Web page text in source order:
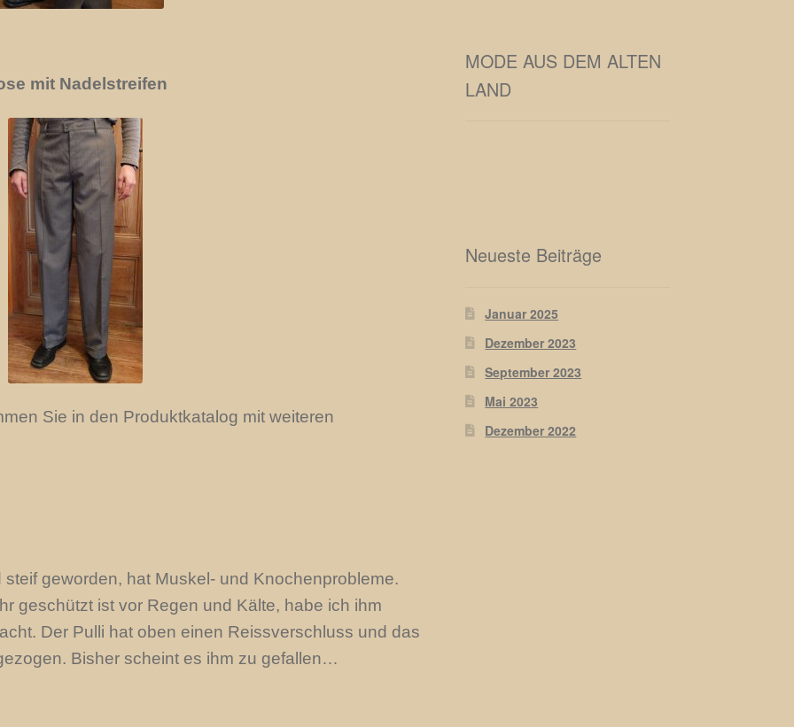
mit Nadelstreifen
Sie in den Produktkatalog mit weiteren
geworden, hat Muskel- und Knochenprobleme.
geschützt ist vor Regen und Kälte, habe ich ihm
Der Pulli hat oben einen Reissverschluss und das
Bisher scheint es ihm zu gefallen…
MODE AUS DEM ALTEN
LAND
Neueste Beiträge
Januar 2025
Dezember 2023
September 2023
Mai 2023
Dezember 2022